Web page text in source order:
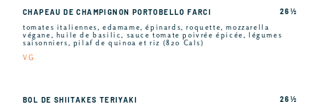
CHAPEAU DE CHAMPIGNON PORTOBELLO FARCI
tomates italiennes, edamame, épinards, roquette, mozzarella
végane, huile de basilic, sauce tomate poivrée épicée, légumes
saisonniers, pilaf de quinoa et riz (820 Cals)
VG
26 ½
BOL DE SHIITAKES TERIYAKI 26 ½